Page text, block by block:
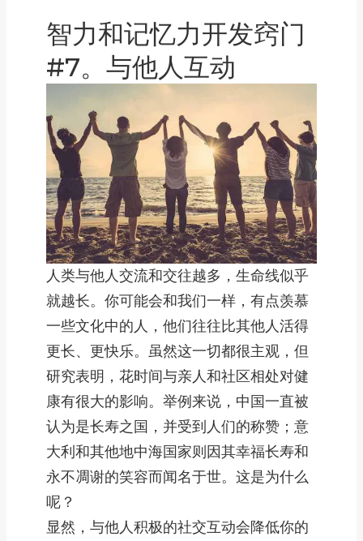
智力和记忆力开发窍门
#7。与他人互动
人类与他人交流和交往越多，生命线似乎
就越长。你可能会和我们一样，有点羡慕
一些文化中的人，他们往往比其他人活得
更长、更快乐。虽然这一切都很主观，但
研究表明，花时间与亲人和社区相处对健
康有很大的影响。举例来说，中国一直被
认为是长寿之国，并受到人们的称赞；意
大利和其他地中海国家则因其幸福长寿和
永不凋谢的笑容而闻名于世。这是为什么
呢？
显然，与他人积极的社交互动会降低你的